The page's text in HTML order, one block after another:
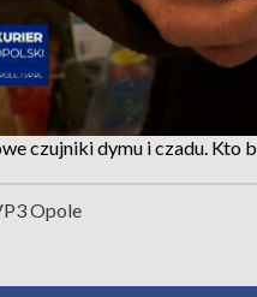
czujniki dymu i czadu. Kto
Opole